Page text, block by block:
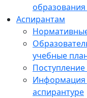
Аспирантам
учебные
Информация
аспирантуре